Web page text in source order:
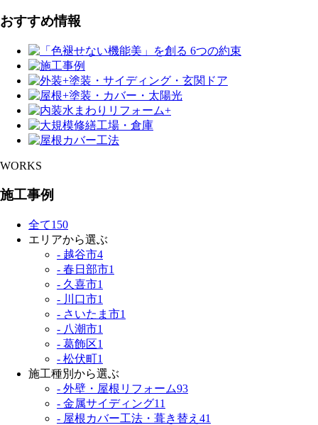
おすすめ情報
WORKS
施工事例
全て150
エリアから選ぶ
- 越谷市4
- 春日部市1
- 久喜市1
- 川口市1
- さいたま市1
- 八潮市1
- 葛飾区1
- 松伏町1
施工種別から選ぶ
- 外壁・屋根リフォーム93
- 金属サイディング11
- 屋根カバー工法・葺き替え 41